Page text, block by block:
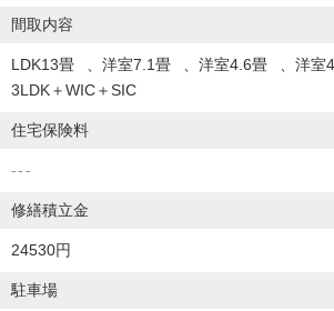
間取内容
LDK13畳 洋室7.1畳 洋室4.6畳
洋室
3LDK＋WIC＋SIC
住宅保険料
---
修繕積立金
24530円
駐車場